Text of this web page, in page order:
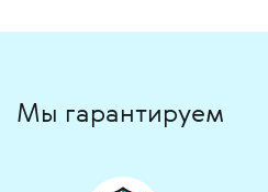
Мы гарантируем